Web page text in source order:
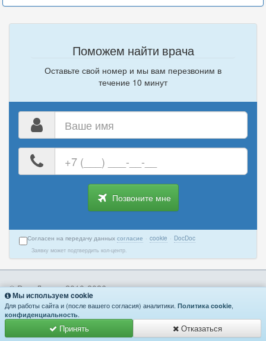
Поможем найти врача
Оставьте свой номер и мы вам перезвоним в
течение 10 минут
номер
телефона
Позвоните мне
Согласен на передачу данных согласие · cookie · DocDoc
Заявку может подтвердить кол-центр.
Врачи
Клиники
Диагностика
© Ваш Доктор 2010-2026
Конфиденциальность·Cookie·
Согласие на передачу данных
Пользовательское соглашение
Правила записи·Контакты
Мы используем cookie
Для работы сайта и (после вашего согласия) аналитики. Политика cookie,
конфиденциальность.
Принять Отказаться